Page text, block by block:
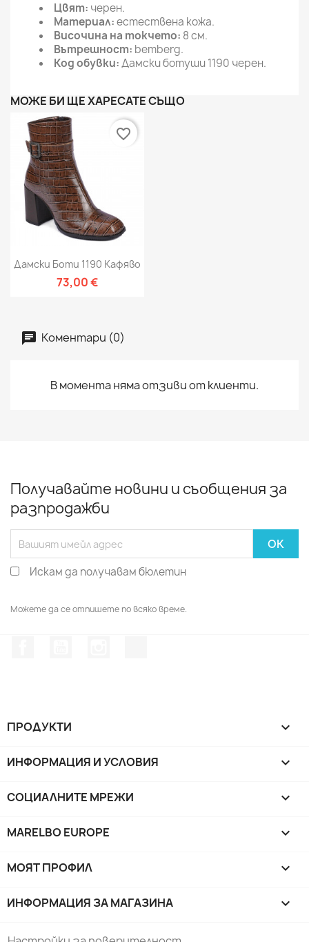
Цвят: черен.
Материал:естествена кожа.
Височина на токчето: 8 см.
Вътрешност: bemberg.
Код обувки:Дамски ботуши 1190 черен.
МОЖЕ БИ ЩЕ ХАРЕСАТЕ СЪЩО
Дамски Боти 1190 Кафяво
73,00 €
favorite_border
Коментари (0)
В момента няма отзиви от клиенти.
Получавайте новини и съобщения за
разпродажби
Искам да получавам бюлетин
Можете да се отпишете по всяко време.
ПРОДУКТИ 
ИНФОРМАЦИЯ И УСЛОВИЯ 
СОЦИАЛНИТЕ МРЕЖИ 
MARELBO EUROPE 
МОЯТ ПРОФИЛ 
ИНФОРМАЦИЯ ЗА МАГАЗИНА keyboard_arrow_down